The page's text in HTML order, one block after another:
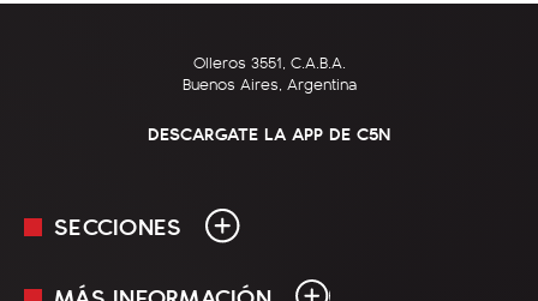
Olleros 3551, C.A.B.A.
Buenos Aires, Argentina
DESCARGATE LA APP DE C5N
SECCIONES